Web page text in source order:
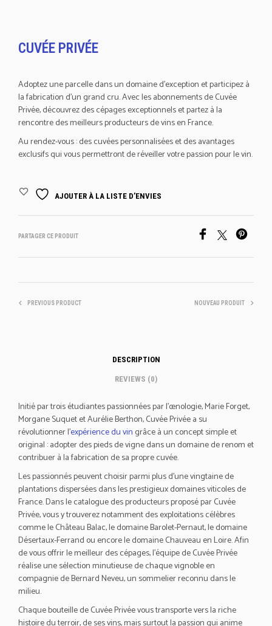
CUVÉE PRIVÉE
Adoptez une parcelle dans un domaine d’exception et participez à
la fabrication d’un grand cru. Avec les abonnements de Cuvée
Privée, découvrez des cépages exceptionnels et partez à la
rencontre des meilleurs producteurs de vins en France.
Au rendez-vous : des cuvées personnalisées et des avantages
exclusifs qui vous permettront de réveiller votre passion pour le vin.
AJOUTER À LA LISTE D’ENVIES
PARTAGER CE PRODUIT
PREVIOUS PRODUCT NOUVEAU PRODUIT
DESCRIPTION
REVIEWS (0)
Initié par trois étudiantes passionnées par l’œnologie, Marie Forget,
Morgane Suquet et Aurélie Berthon, Cuvée Privée a su
révolutionner l’expérience du vin grâce à un concept simple et
original : adopter des pieds de vigne dans un domaine de renom et
contribuer à la fabrication de sa propre cuvée.
Les passionnés peuvent choisir parmi plus d’une vingtaine de
plantations dispersées dans les prestigieux domaines viticoles de
France. Dans le catalogue des producteurs proposé par Cuvée
Privée, vous y trouverez notamment des exploitations célèbres
comme le Château Balac, le domaine Barolet-Pernaut, le domaine
Désertaux-Ferrand ou encore le domaine Chauveau en Loire. Afin
de vous offrir le meilleur des cépages, l’équipe de Cuvée Privée
réalise une sélection minutieuse de chaque vignoble en
compagnie de Bernard Neveu, un sommelier reconnu dans le
milieu.
Chaque bouteille de Cuvée Privée vous transporte vers la riche